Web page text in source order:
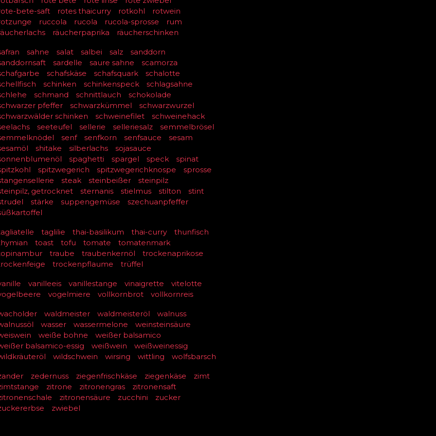
bete-saft
rotes thaicurry rotkohl
rotwein
ruccola rucola rucola-sprosse
rum
räucherpaprika räucherschinken
sahne salat salbei salz
sanddorn
sardelle saure sahne
scamorza
schafskäse schafsquark
schalotte
schinken schinkenspeck
schlagsahne
schmand schnittlauch
schokolade
pfeffer
schwarzkümmel
schwarzwurzel
schinken
schweinefilet
schweinehack
seeteufel sellerie selleriesalz
semmelbrösel
senf senfkorn senfsauce
sesam
shitake silberlachs
sojasauce
spaghetti spargel speck
spinat
spitzwegerich spitzwegerichknospe
sprosse
steak steinbeißer
steinpilz
getrocknet
sternanis stielmus stilton
stint
stärke suppengemüse
szechuanpfeffer
taglilie thai-basilikum thai-curry
thunfisch
toast tofu tomate
tomatenmark
traube traubenkernöl
trockenaprikose
trockenpflaume trüffel
vanilleeis vanillestange vinaigrette
vitelotte
vogelmiere vollkornbrot vollkornreis
waldmeister waldmeisteröl
walnuss
wasser wassermelone
weinsteinsäure
weiße bohne
weißer balsamico
balsamico-essig
weißwein
weißweinessig
wildschwein wirsing wittling wolfsbarsch
zedernuss ziegenfrischkäse ziegenkäse
zimt
zitrone zitronengras
zitronensaft
zitronensäure zucchini
zucker
zwiebel